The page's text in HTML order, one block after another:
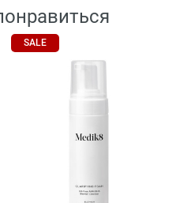
SALE